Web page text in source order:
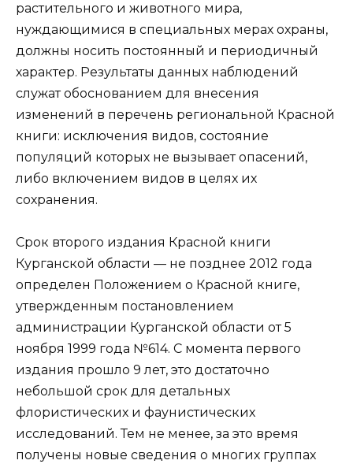
растительного и животного мира,
нуждающимися в специальных мерах охраны,
должны носить постоянный и периодичный
характер. Результаты данных наблюдений
служат обоснованием для внесения
изменений в перечень региональной Красной
книги: исключения видов, состояние
популяций которых не вызывает опасений,
либо включением видов в целях их
сохранения.
Срок второго издания Красной книги
Курганской области — не позднее 2012 года
определен Положением о Красной книге,
утвержденным постановлением
администрации Курганской области от 5
ноября 1999 года №614. С момента первого
издания прошло 9 лет, это достаточно
небольшой срок для детальных
флористических и фаунистических
исследований. Тем не менее, за это время
получены новые сведения о многих группах